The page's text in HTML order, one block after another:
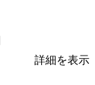
詳細を表示